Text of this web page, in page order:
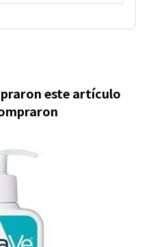
este artículo